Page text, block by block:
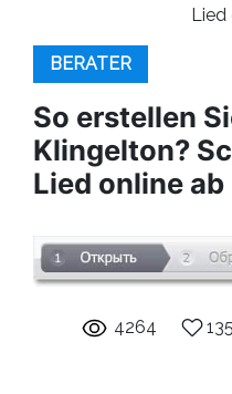
Lied
BERATER
So erstellen
Klingelton?
Lied online ab
4264